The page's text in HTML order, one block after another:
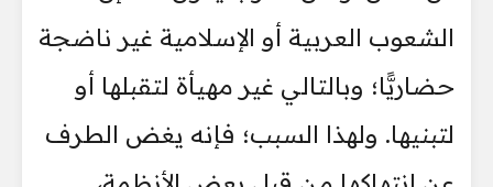
الشعوب العربية أو الإسلامية غير ناضجة
حضاريًّا؛ وبالتالي غير مهيأة لتقبلها أو
لتبنيها. ولهذا السبب؛ فإنه يغض الطرف